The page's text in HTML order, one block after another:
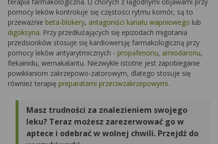
terapia farmakologiczna. U chorych z łagodnymi objawami przy
pomocy leków kontroluje się częstości rytmu komór, są to
przeważnie beta-blokery, antagoniści kanału wapniowego lub
digoksyna. Przy przedłużających się epizodach migotania
przedsionków stosuje się kardiowersję farmakologiczną przy
pomocy leków antyarytmicznych - propafenonu, amiodaronu,
flekainidu, wernakalantu. Niezwykle istotne jest zapobieganie
powikłaniom zakrzepowo-zatorowym, dlatego stosuje się
również terapię preparatami przeciwzakrzepowymi.
Masz trudności za znalezieniem swojego
leku? Teraz możesz zarezerwować go w
aptece i odebrać w wolnej chwili. Przejdź do